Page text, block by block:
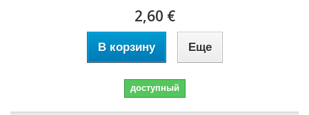
2,60 €
В корзину Еще
доступный